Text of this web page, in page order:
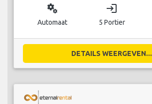
miscellaneous_services
Automaat
login
5 Portier
DETAILS WEERGEVEN...